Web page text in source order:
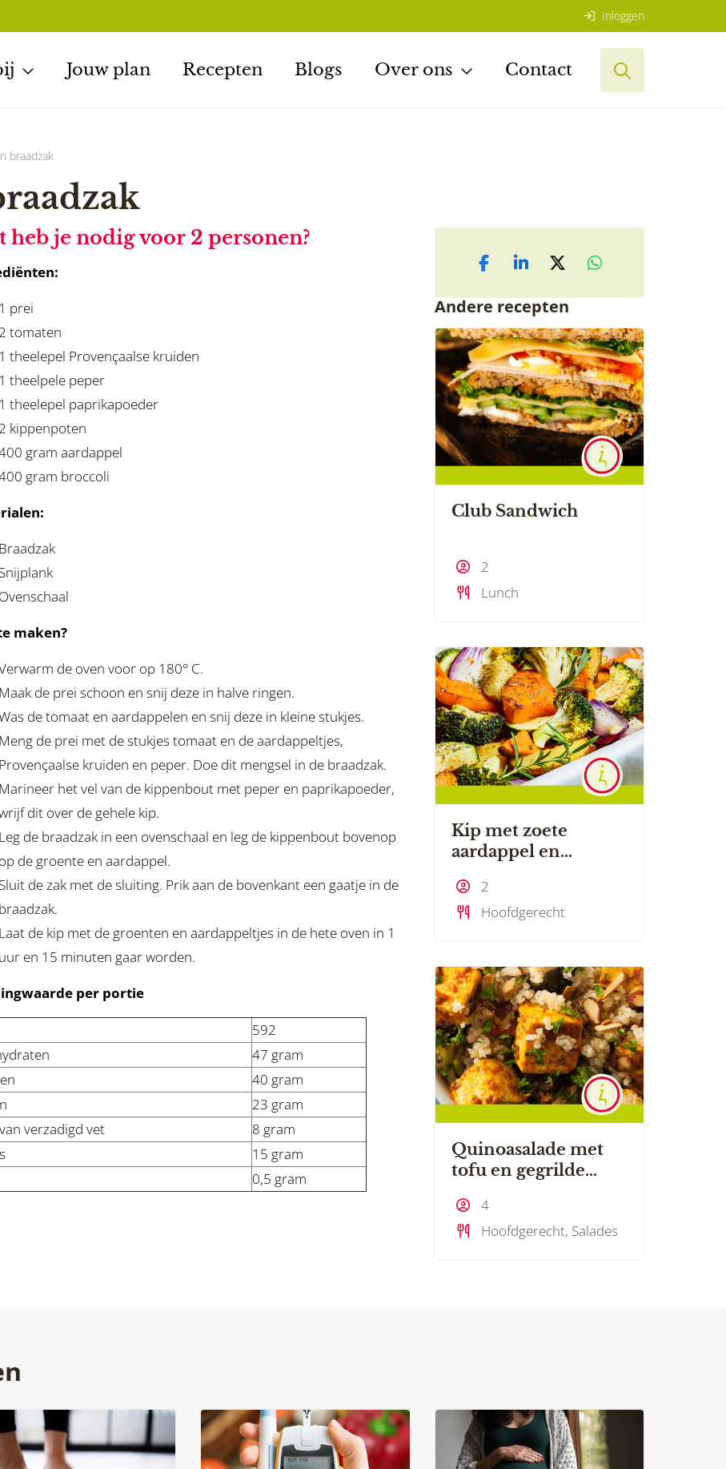
braadzak
heb je nodig voor 2 personen?
1 prei
2 tomaten
1 theelepel Provençaalse kruiden
1 theelpele peper
1 theelepel paprikapoeder
2 kippenpoten
gram aardappel
gram broccoli
Braadzak
Snijplank
Ovenschaal
maken?
de oven voor op 180° C.
Maak de prei schoon en snij deze in halve ringen.
de tomaat en aardappelen en snij deze in kleine stukjes.
Meng de prei met de stukjes tomaat en de aardappeltjes,
Provençaalse kruiden en peper. Doe dit mengsel in de braadzak.
Marineer het vel van de kippenbout met peper en paprikapoeder,
dit over de gehele kip.
Leg de braadzak in een ovenschaal en leg de kippenbout bovenop
op de groente en aardappel.
Sluit de zak met de sluiting. Prik aan de bovenkant een gaatje in de
braadzak.
Laat de kip met de groenten en aardappeltjes in de hete oven in 1
uur en 15 minuten gaar worden.
per portie
592
47 gram
40 gram
23 gram
verzadigd vet
8 gram
15 gram
0,5 gram
Andere recepten
Club Sandwich
2
Lunch
Kip met zoete
aardappel en
2
Hoofdgerecht
Quinoasalade met
tofu en gegrilde
4
Hoofdgerecht, Salades
Inloggen
Jouw plan Recepten Blogs Over ons Contact